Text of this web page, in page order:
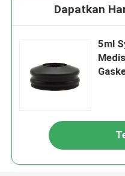
Dapatkan
5ml